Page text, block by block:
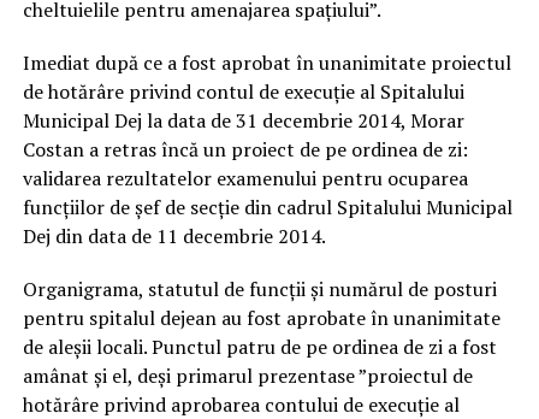
cheltuielile pentru amenajarea spațiului”.
Imediat după ce a fost aprobat în unanimitate proiectul
de hotărâre privind contul de execuție al Spitalului
Municipal Dej la data de 31 decembrie 2014, Morar
Costan a retras încă un proiect de pe ordinea de zi:
validarea rezultatelor examenului pentru ocuparea
funcțiilor de șef de secție din cadrul Spitalului Municipal
Dej din data de 11 decembrie 2014.
Organigrama, statutul de funcții și numărul de posturi
pentru spitalul dejean au fost aprobate în unanimitate
de aleșii locali. Punctul patru de pe ordinea de zi a fost
amânat și el, deși primarul prezentase ”proiectul de
hotărâre privind aprobarea contului de execuție al